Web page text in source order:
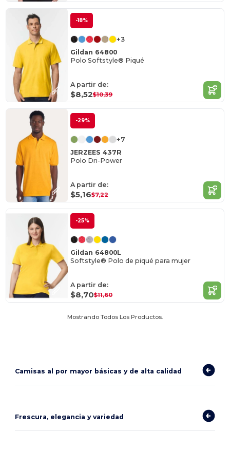
-18%
+3
Gildan 64800
Polo Softstyle® Piqué
A partir de:
$8,52$10,39
-29%
+7
JERZEES 437R
Polo Dri-Power
A partir de:
$5,16$7,22
-25%
Gildan 64800L
Softstyle® Polo de piqué para mujer
A partir de:
$8,70$11,60
Mostrando Todos Los Productos.
Camisas al por mayor básicas y de alta calidad
Frescura, elegancia y variedad